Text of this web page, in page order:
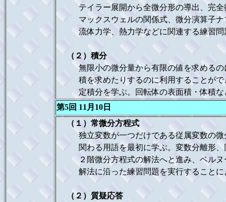
テイラー展開から全微分形の導出、完全
マックスウェルの関係式、微分演算子ナ
流体力学、熱力学などに関連する練習問
（２）積分
無限小の微分量から有限の値を求めるの
積を求めたりするのに利用することがで
定積分を学ぶ。回転体の表面積・体積な
第5回 11月10日
（１）常微分方程式
独立変数が一つだけである従属変数の微
関わる用語を最初に学ぶ。変数分離形、
２階微分方程式の解法へと進み、ベルヌ
解法に沿った練習問題を実行することに
（２）質疑応答